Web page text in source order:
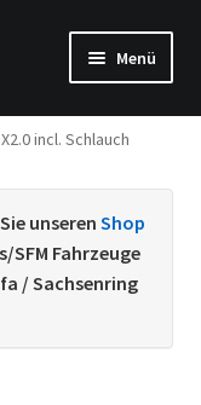
Menü
incl. Schlauch
unseren Shop
Fahrzeuge
/ Sachsenring